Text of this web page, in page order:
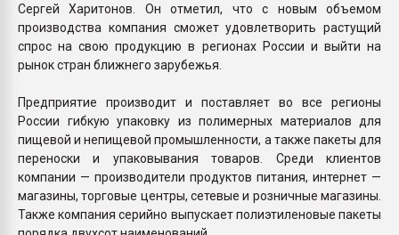
Сергей Харитонов. Он отметил, что с новым объемом
производства компания сможет удовлетворить растущий
спрос на свою продукцию в регионах России и выйти на
рынок стран ближнего зарубежья.
Предприятие производит и поставляет во все регионы
России гибкую упаковку из полимерных материалов для
пищевой и непищевой промышленности, а также пакеты для
переноски и упаковывания товаров. Среди клиентов
компании — производители продуктов питания, интернет —
магазины, торговые центры, сетевые и розничные магазины.
Также компания серийно выпускает полиэтиленовые пакеты